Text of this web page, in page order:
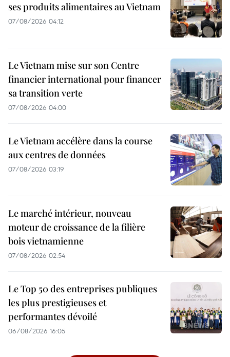
ses produits alimentaires au Vietnam
07/08/2026 04:12
Le Vietnam mise sur son Centre
financier international pour financer
sa transition verte
07/08/2026 04:00
Le Vietnam accélère dans la course
aux centres de données
07/08/2026 03:19
Le marché intérieur, nouveau
moteur de croissance de la filière
bois vietnamienne
07/08/2026 02:54
Le Top 50 des entreprises publiques
les plus prestigieuses et
performantes dévoilé
06/08/2026 16:05